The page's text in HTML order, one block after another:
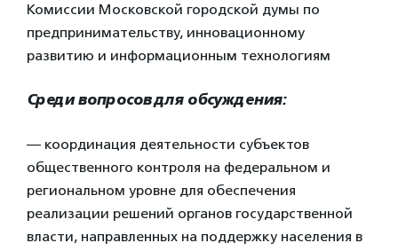
Комиссии Московской городской думы по
предпринимательству, инновационному
развитию и информационным технологиям
Среди вопросов для обсуждения:
— координация деятельности субъектов
общественного контроля на федеральном и
региональном уровне для обеспечения
реализации решений органов государственной
власти, направленных на поддержку населения в